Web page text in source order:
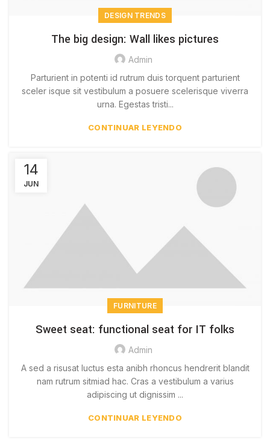
DESIGN TRENDS
The big design: Wall likes pictures
Admin
Parturient in potenti id rutrum duis torquent parturient
sceler isque sit vestibulum a posuere scelerisque viverra
urna. Egestas tristi...
CONTINUAR LEYENDO
14
JUN
FURNITURE
Sweet seat: functional seat for IT folks
Admin
A sed a risusat luctus esta anibh rhoncus hendrerit blandit
nam rutrum sitmiad hac. Cras a vestibulum a varius
adipiscing ut dignissim ...
CONTINUAR LEYENDO